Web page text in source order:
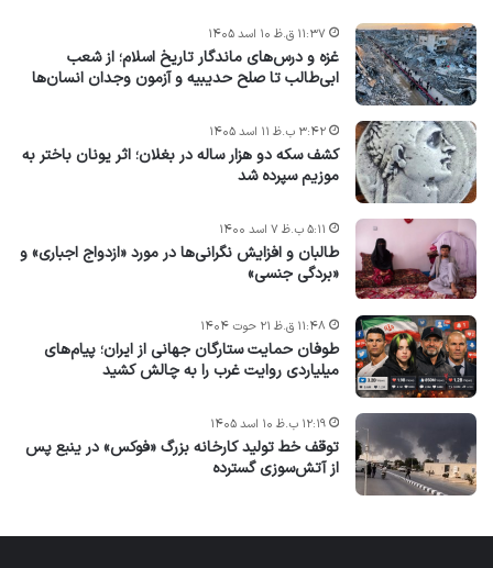
غزه و درس‌های ماندگار تاریخ اسلام؛ از شعب
ابی‌طالب تا صلح حدیبیه و آزمون وجدان انسان‌ها
۱۱:۳۷ ق.ظ ۱۰ اسد ۱۴۰۵
کشف سکه دو هزار ساله در بغلان؛ اثر یونان باختر به
موزیم سپرده شد
۳:۴۲ ب.ظ ۱۱ اسد ۱۴۰۵
طالبان و افزایش نگرانی‌ها در مورد «ازدواج اجباری» و
«بردگی جنسی»
۵:۱۱ ب.ظ ۷ اسد ۱۴۰۰
طوفان حمایت ستارگان جهانی از ایران؛ پیام‌های
میلیاردی روایت غرب را به چالش کشید
۱۱:۴۸ ق.ظ ۲۱ حوت ۱۴۰۴
توقف خط تولید کارخانه بزرگ «فوکس» در ینبع پس
از آتش‌سوزی گسترده
۱۲:۱۹ ب.ظ ۱۰ اسد ۱۴۰۵